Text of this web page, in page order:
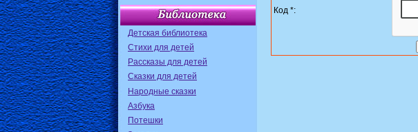
Детская библиотека
Стихи для детей
Рассказы для детей
Сказки для детей
Народные сказки
Азбука
Потешки
Код *: